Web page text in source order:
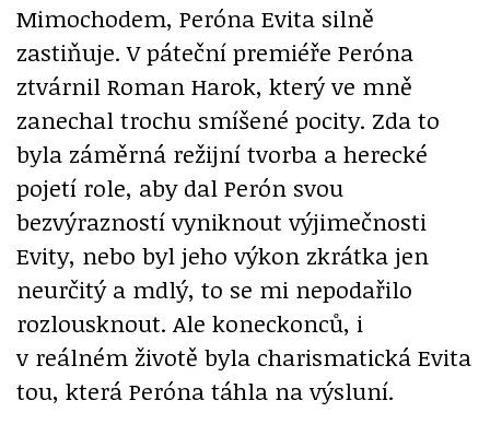
Mimochodem, Peróna Evita silně
zastiňuje. V páteční premiéře Peróna
ztvárnil Roman Harok, který ve mně
zanechal trochu smíšené pocity. Zda to
byla záměrná režijní tvorba a herecké
pojetí role, aby dal Perón svou
bezvýrazností vyniknout výjimečnosti
Evity, nebo byl jeho výkon zkrátka jen
neurčitý a mdlý, to se mi nepodařilo
rozlousknout. Ale koneckonců, i
v reálném životě byla charismatická Evita
tou, která Peróna táhla na výsluní.